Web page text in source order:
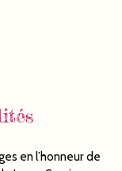
en l’honneur de